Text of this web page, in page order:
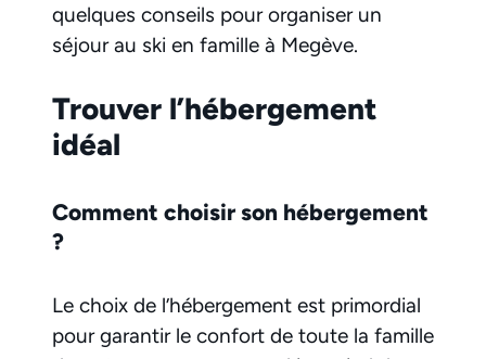
quelques conseils pour organiser un
séjour au ski en famille à Megève.
Trouver l’hébergement
idéal
Comment choisir son hébergement
?
Le choix de l’hébergement est primordial
pour garantir le confort de toute la famille